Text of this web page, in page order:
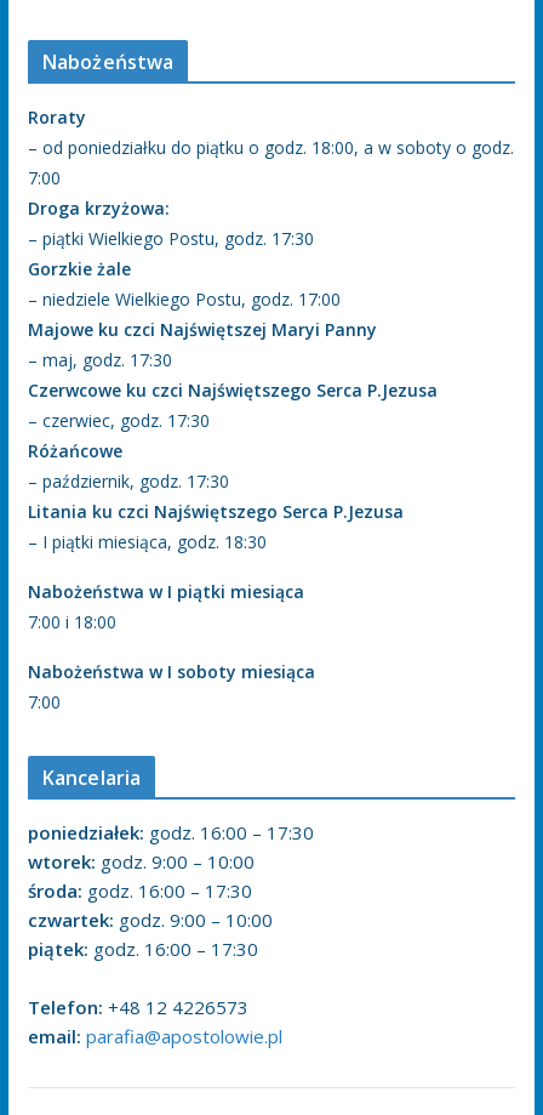
Nabożeństwa
Roraty
– od poniedziałku do piątku o godz. 18:00, a w soboty o godz.
7:00
Droga krzyżowa:
– piątki Wielkiego Postu, godz. 17:30
Gorzkie żale
– niedziele Wielkiego Postu, godz. 17:00
Majowe ku czci Najświętszej Maryi Panny
– maj, godz. 17:30
Czerwcowe ku czci Najświętszego Serca P.Jezusa
– czerwiec, godz. 17:30
Różańcowe
– październik, godz. 17:30
Litania ku czci Najświętszego Serca P.Jezusa
– I piątki miesiąca, godz. 18:30
Nabożeństwa w I piątki miesiąca
7:00 i 18:00
Nabożeństwa w I soboty miesiąca
7:00
Kancelaria
poniedziałek: godz. 16:00 – 17:30
wtorek: godz. 9:00 – 10:00
środa: godz. 16:00 – 17:30
czwartek: godz. 9:00 – 10:00
piątek: godz. 16:00 – 17:30
Telefon: +48 12 4226573
email: parafia@apostolowie.pl